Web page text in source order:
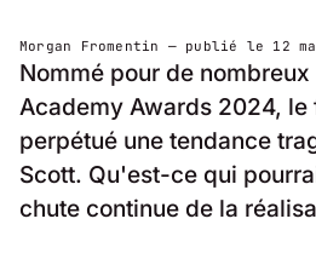
Morgan Fromentin — publié le 12
Nommé pour de
Academy Awards 2024,
perpétué une tendance
Scott. Qu'est-ce qui
chute continue de la